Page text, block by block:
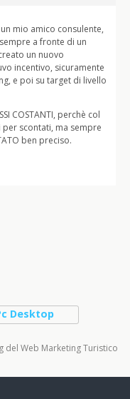
mio amico consulente,
a fronte di un
un nuovo
incentivo, sicuramente
e poi su target di livello
COSTANTI, perchè col
scontati, ma sempre
ben preciso.
Desktop
Web Marketing Turistico